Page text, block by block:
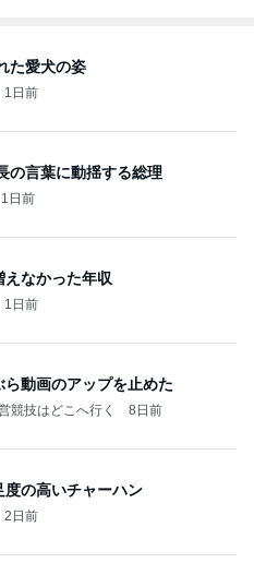
た愛犬の姿
1日前
の言葉に動揺する総理
1日前
なかった年収
1日前
動画のアップを止めた
競技はどこへ行く 8日前
度の高いチャーハン
2日前